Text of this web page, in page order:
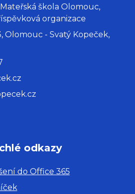
škola Olomouc,
organizace
Olomouc - Svatý Kopeček,
odkazy
do Office 365